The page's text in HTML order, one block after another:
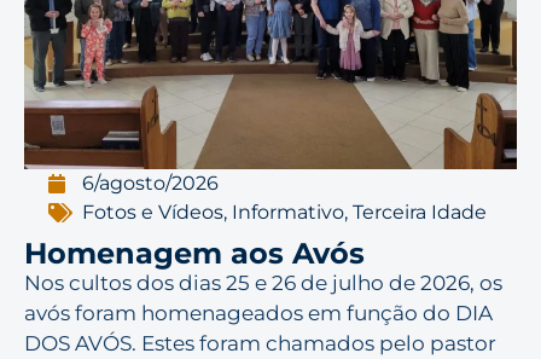
6/agosto/2026
Fotos e Vídeos, Informativo,Terceira Idade
Homenagem aos Avós
Nos cultos dos dias 25 e 26 de julho de 2026, os
avós foram homenageados em função do DIA
DOS AVÓS. Estes foram chamados pelo pastor